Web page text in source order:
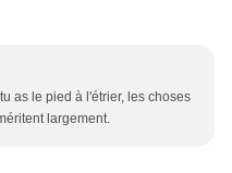
as le pied à l'étrier, les choses
largement.